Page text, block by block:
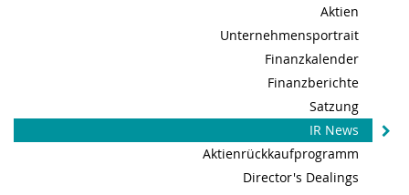
Aktien
Unternehmensportrait
Finanzkalender
Finanzberichte
Satzung
IR News
Aktienrückkaufprogramm
Director's Dealings